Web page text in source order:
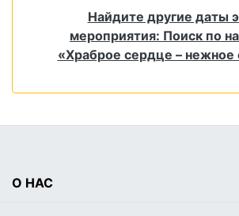
Найдите другие даты
мероприятия: Поиск по
«Храброе сердце – нежное
О НАС